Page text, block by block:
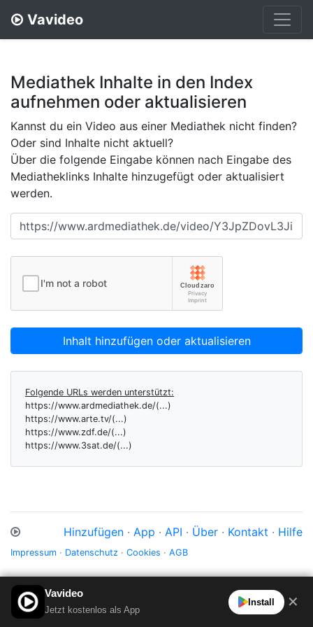
Vavideo
Mediathek Inhalte in den Index
aufnehmen oder aktualisieren
Kannst du ein Video aus einer Mediathek nicht finden?
Oder sind Inhalte nicht aktuell?
Über die folgende Eingabe können nach Eingabe des
Mediatheklinks Inhalte hinzugefügt oder aktualisiert
werden.
Inhalt hinzufügen oder aktualisieren
Folgende URLs werden unterstützt:
https://www.ardmediathek.de/(...)
https://www.arte.tv/(...)
https://www.zdf.de/(...)
https://www.3sat.de/(...)
Hinzufügen · App · API · Über · Kontakt · Hilfe
Impressum · Datenschutz · Cookies · AGB
Vavideo
Jetzt kostenlos als App
Install ✕